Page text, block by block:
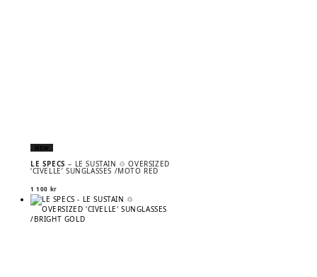
NEW
LE SPECS– LE SUSTAIN ♲ OVERSIZED
‘CIVELLE’ SUNGLASSES /MOTO RED
1 100 kr